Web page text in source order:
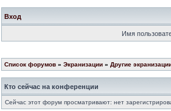
Вход
Имя
Список форумов » Экранизации » Другие
Кто сейчас на конференции
Сейчас этот форум просматривают: нет